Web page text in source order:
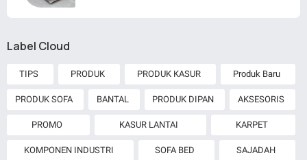
Label Cloud
TIPS PRODUK PRODUK KASUR Produk Baru
PRODUK SOFA BANTAL PRODUK DIPAN AKSESORIS
PROMO KASUR LANTAI KARPET
KOMPONEN INDUSTRI SOFA BED SAJADAH